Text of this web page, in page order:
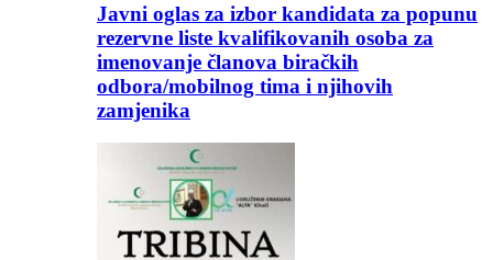
Javni oglas za izbor kandidata za popunu
rezervne liste kvalifikovanih osoba za
imenovanje članova biračkih
odbora/mobilnog tima i njihovih
zamjenika